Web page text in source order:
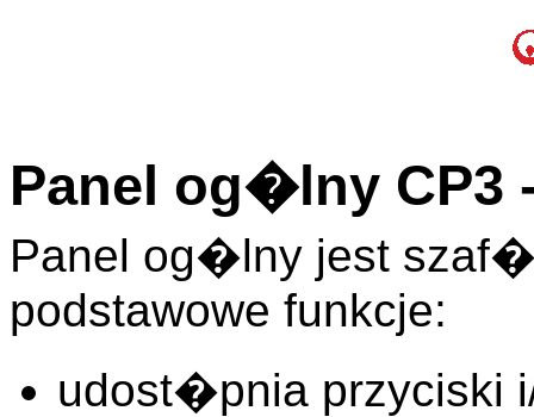
Panel og�lny
Panel og�lny jest
podstawowe funkcje:
udost�pnia